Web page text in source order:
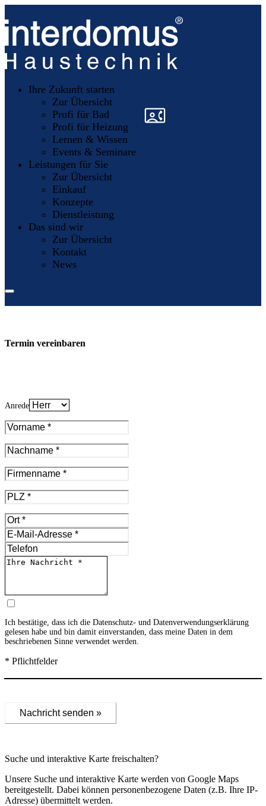
Ihre Zukunft starten
Zur Übersicht
Profi für Bad
Profi für Heizung
Lernen & Wissen
Events & Seminare
Leistungen für Sie
Zur Übersicht
Einkauf
Konzepte
Dienstleistung
Das sind wir
Zur Übersicht
Kontakt
News
»
Termin vereinbaren
Anrede
Ich bestätige, dass ich die Datenschutz- und Datenverwendungserklärung
gelesen habe und bin damit einverstanden, dass meine Daten in dem
beschriebenen Sinne verwendet werden.
* Pflichtfelder
Nachricht senden »
Suche und interaktive Karte freischalten?
Unsere Suche und interaktive Karte werden von Google Maps
bereitgestellt. Dabei können personenbezogene Daten (z.B. Ihre IP-
Adresse) übermittelt werden.